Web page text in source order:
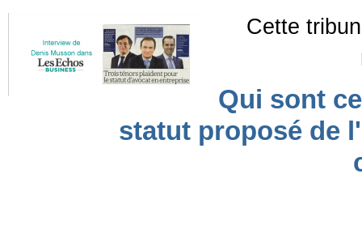
Cette
Qui sont
statut proposé de